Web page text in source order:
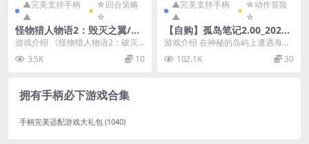
▲完美支持手柄
▲
☆回合策略
☆
怪物猎人物语2：毁灭之翼/M
onster Hunter Stories 2: Wi
游戏介绍 《怪物猎人物语2：破灭
之翼》将会为RPG和怪猎粉丝提供
独特的新体验，游...
3.5K 10
▲完美支持手柄
▲
☆动作冒险
☆
【自购】孤岛笔记2.00_20260
803官方中文版【PC+安卓模
拟器+3D互动冒险】/Island N
otes【16.6G】
游戏介绍 在神秘的岛屿上遭遇海
难，选择自我保护或结盟。在这个
充满道德的生存模拟器...
102.1K 30
拥有手柄必下游戏合集
手柄完美适配游戏大礼包 (1040)